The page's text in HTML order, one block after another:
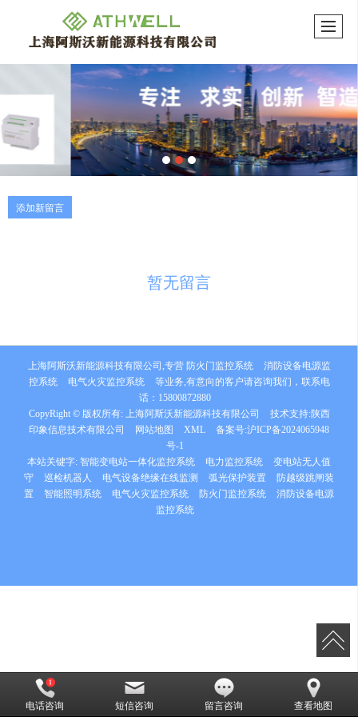
添加新留言
暂无留言
上海阿斯沃新能源科技有限公司,专营 防火门监控系统
消防设备电源监
控系统
电气火灾监控系统
等业务,有意向的客户请咨询我们，联系电
话： 15800872880
CopyRight © 版权所有: 上海阿斯沃新能源科技有限公司 技术支持:陕西
印象信息技术有限公司
网站地图 XML 备案号:沪ICP备2024065948
号-1
本站关键字: 智能变电站一体化监控系统 电力监控系统
变电站无人值
守
巡检机器人 电气设备绝缘在线监测 弧光保护装置
防越级跳闸装
置
智能照明系统 电气火灾监控系统 防火门监控系统
消防设备电源
监控系统
电话咨询 短信咨询 留言咨询 查看地图